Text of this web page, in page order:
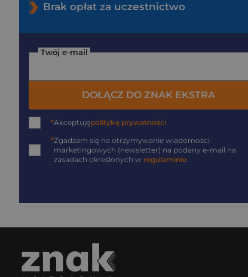
Brak opłat za uczestnictwo
Twój e-mail
DOŁĄCZ DO ZNAK EKSTRA
*Akceptujępolitykę prywatności
*Zgadzam się na otrzymywanie wiadomości
marketingowych (newsletter) na podany e-mail na
zasadach określonych w regulaminie.